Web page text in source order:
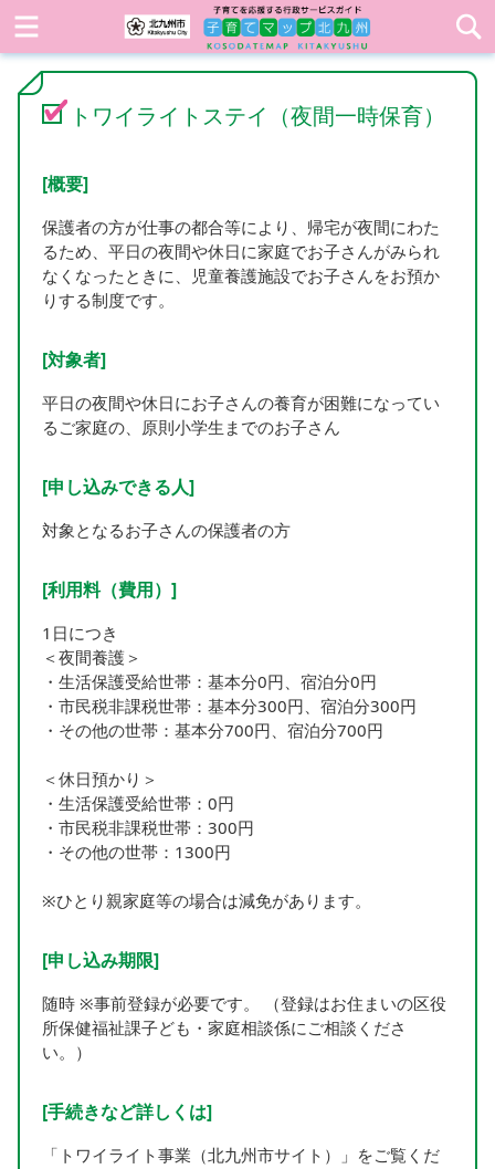
トワイライトステイ（夜間一時保育）
[概要]
保護者の方が仕事の都合等により、帰宅が夜間にわた
るため、平日の夜間や休日に家庭でお子さんがみられ
なくなったときに、児童養護施設でお子さんをお預か
りする制度です。
[対象者]
平日の夜間や休日にお子さんの養育が困難になってい
るご家庭の、原則小学生までのお子さん
[申し込みできる人]
対象となるお子さんの保護者の方
[利用料（費用）]
1日につき
＜夜間養護＞
・生活保護受給世帯：基本分0円、宿泊分0円
・市民税非課税世帯：基本分300円、宿泊分300円
・その他の世帯：基本分700円、宿泊分700円
＜休日預かり＞
・生活保護受給世帯：0円
・市民税非課税世帯：300円
・その他の世帯：1300円
※ひとり親家庭等の場合は減免があります。
[申し込み期限]
随時 ※事前登録が必要です。 （登録はお住まいの区役
所保健福祉課子ども・家庭相談係にご相談くださ
い。）
[手続きなど詳しくは]
「トワイライト事業（北九州市サイト）」をご覧くだ